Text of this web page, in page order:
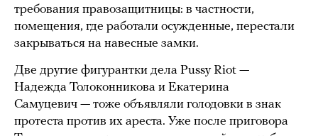
требования правозащитницы: в частности,
помещения, где работали осужденные, перестали
закрываться на навесные замки.
Две другие фигурантки дела Pussy Riot —
Надежда Толоконникова и Екатерина
Самуцевич — тоже объявляли голодовки в знак
протеста против их ареста. Уже после приговора